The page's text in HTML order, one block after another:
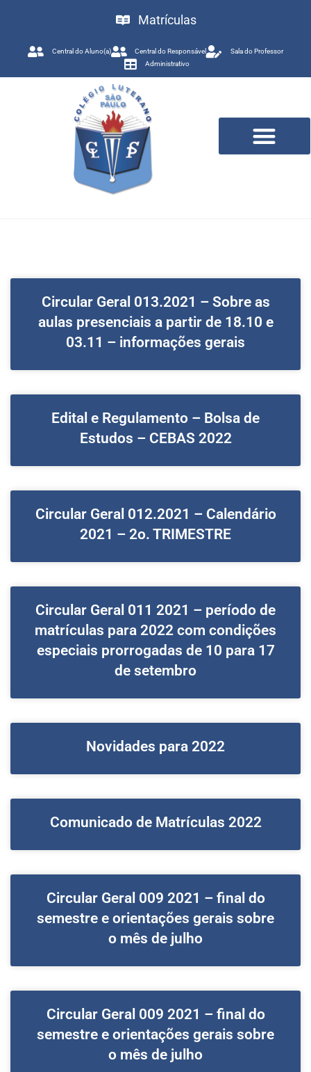
Matrículas
Central do Aluno(a) Central do Responsável
Sala do Professor
Administrativo
Circular Geral 013.2021 – Sobre as
aulas presenciais a partir de 18.10 e
03.11 – informações gerais
Edital e Regulamento – Bolsa de
Estudos – CEBAS 2022
Circular Geral 012.2021 – Calendário
2021 – 2o. TRIMESTRE
Circular Geral 011 2021 – período de
matrículas para 2022 com condições
especiais prorrogadas de 10 para 17
de setembro
Novidades para 2022
Comunicado de Matrículas 2022
Circular Geral 009 2021 – final do
semestre e orientações gerais sobre
o mês de julho
Circular Geral 009 2021 – final do
semestre e orientações gerais sobre
o mês de julho